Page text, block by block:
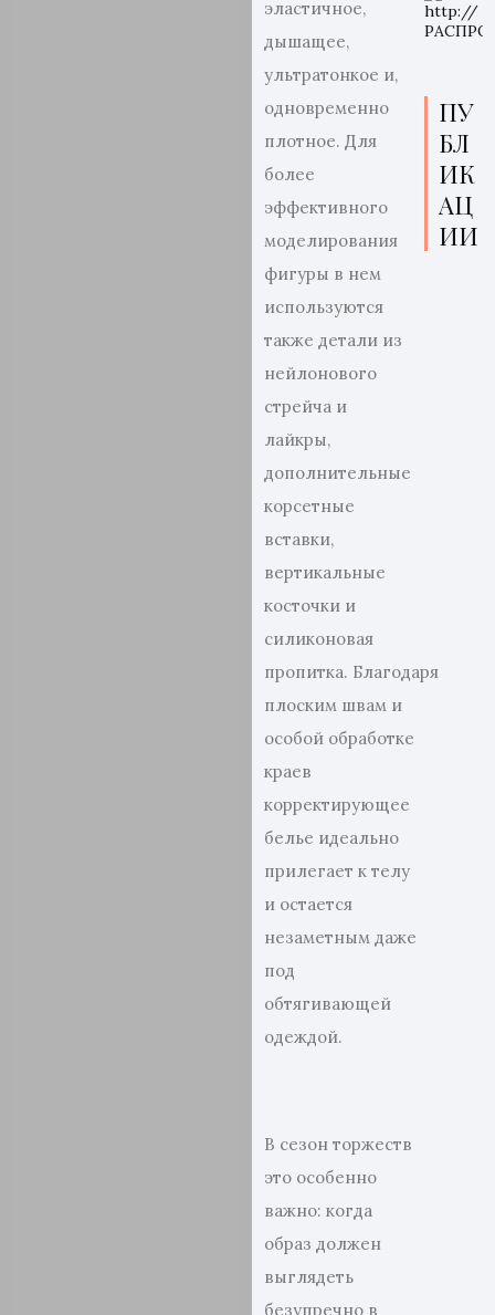
эластичное,
дышащее,
ультратонкое и,
одновременно
плотное. Для
более
эффективного
моделирования
фигуры в нем
используются
также детали из
нейлонового
стрейча и
лайкры,
дополнительные
корсетные
вставки,
вертикальные
косточки и
силиконовая
пропитка. Благодаря
плоским швам и
особой обработке
краев
корректирующее
белье идеально
прилегает к телу
и остается
незаметным даже
под
обтягивающей
одеждой.
В сезон торжеств
это особенно
важно: когда
образ должен
выглядеть
безупречно в
ПУ
БЛ
ИК
АЦ
ИИ